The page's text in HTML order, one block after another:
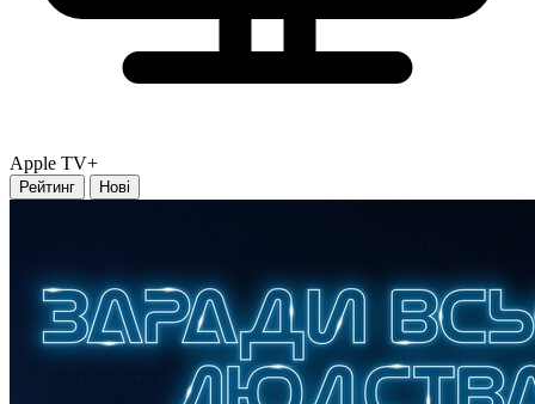
Apple TV+
Рейтинг Нові